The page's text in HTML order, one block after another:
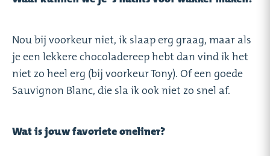
Nou bij voorkeur niet, ik slaap erg graag, maar als
je een lekkere chocoladereep hebt dan vind ik het
niet zo heel erg (bij voorkeur Tony). Of een goede
Sauvignon Blanc, die sla ik ook niet zo snel af.
Wat is jouw favoriete oneliner?